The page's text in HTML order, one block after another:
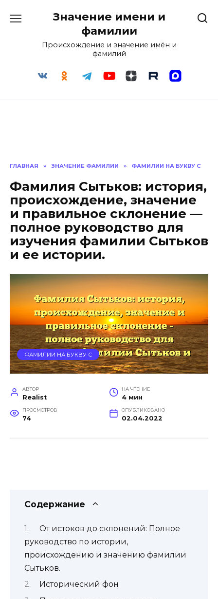
Значение имени и
фамилии
Происхождение и значение имён и
фамилий
ГЛАВНАЯ » ЗНАЧЕНИЕ ФАМИЛИИ » ФАМИЛИИ НА БУКВУ С
Фамилия Сытьков: история,
происхождение, значение
и правильное склонение —
полное руководство для
изучения фамилии Сытьков
и ее истории.
ФАМИЛИИ НА БУКВУ С
АВТОР
Realist
НА ЧТЕНИЕ
4 мин
ПРОСМОТРОВ
74
ОПУБЛИКОВАНО
02.04.2022
Содержание
От истоков до склонений: Полное
руководство по истории,
происхождению и значению фамилии
Сытьков.
Исторический фон